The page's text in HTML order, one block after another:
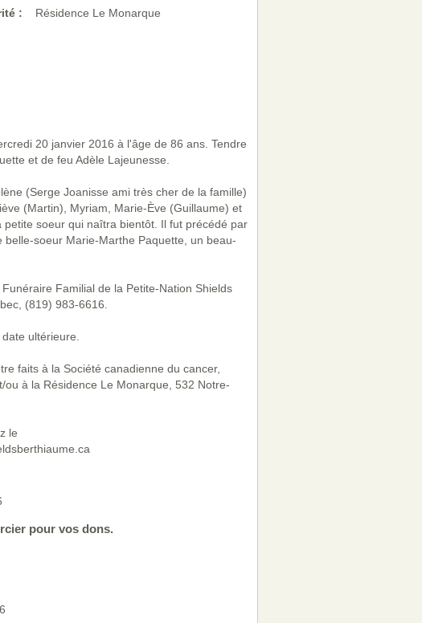
: Résidence Le Monarque
20 janvier 2016 à l'âge de 86 ans. Tendre
et de feu Adèle Lajeunesse.
(Serge Joanisse ami très cher de la famille)
(Martin), Myriam, Marie-Ève (Guillaume) et
soeur qui naîtra bientôt. Il fut précédé par
soeur Marie-Marthe Paquette, un beau-
Familial de la Petite-Nation Shields
(819) 983-6616.
ultérieure.
faits à la Société canadienne du cancer,
à la Résidence Le Monarque, 532 Notre-
le
pour vos dons.